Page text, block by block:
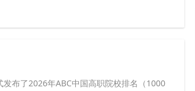
布了2026年ABC中国高职院校排名（1000